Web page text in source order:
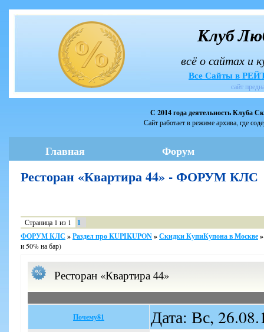
Клуб
всё о сайтах и
Все Сайты в
сайт
С 2014 года деятельность Клуба
Сайт работает в режиме архива, где
Главная Форум
Ресторан «Квартира 44» - ФОРУМ КЛС
Страница 1 из 1
1
ФОРУМ КЛС »Раздел про KUPIKUPON»Скидки КупиКупона в Москве»
и 50% на бар)
Ресторан «Квартира 44»
Почему81 Дата: Вс,